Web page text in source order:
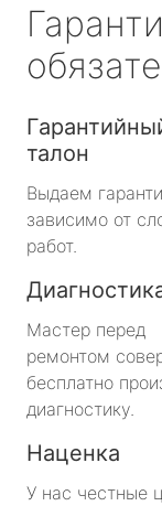
талон
Выдаем
зависимо от
работ.
Мастер перед
ремонтом
бесплатно
диагностику.
Наценка
У нас честные